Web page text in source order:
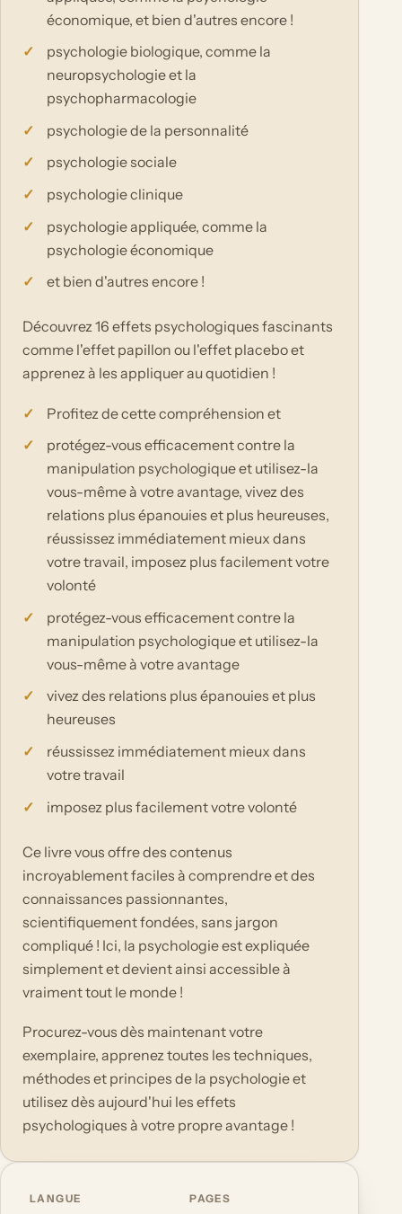
économique, et bien d'autres encore !
psychologie biologique, comme la
neuropsychologie et la
psychopharmacologie
psychologie de la personnalité
psychologie sociale
psychologie clinique
psychologie appliquée, comme la
psychologie économique
et bien d'autres encore !
Découvrez 16 effets psychologiques fascinants
comme l'effet papillon ou l'effet placebo et
apprenez à les appliquer au quotidien !
Profitez de cette compréhension et
protégez-vous efficacement contre la
manipulation psychologique et utilisez-la
vous-même à votre avantage, vivez des
relations plus épanouies et plus heureuses,
réussissez immédiatement mieux dans
votre travail, imposez plus facilement votre
volonté
protégez-vous efficacement contre la
manipulation psychologique et utilisez-la
vous-même à votre avantage
vivez des relations plus épanouies et plus
heureuses
réussissez immédiatement mieux dans
votre travail
imposez plus facilement votre volonté
Ce livre vous offre des contenus
incroyablement faciles à comprendre et des
connaissances passionnantes,
scientifiquement fondées, sans jargon
compliqué ! Ici, la psychologie est expliquée
simplement et devient ainsi accessible à
vraiment tout le monde !
Procurez-vous dès maintenant votre
exemplaire, apprenez toutes les techniques,
méthodes et principes de la psychologie et
utilisez dès aujourd'hui les effets
psychologiques à votre propre avantage !
LANGUE PAGES